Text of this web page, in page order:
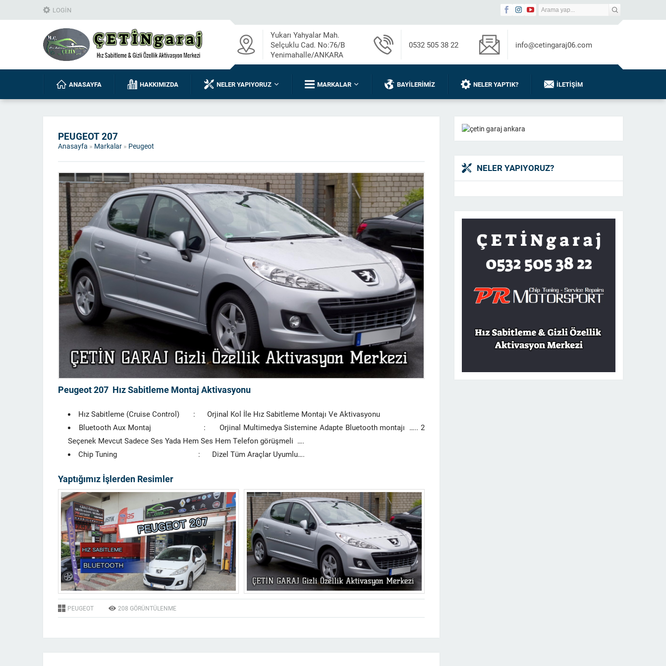
LOGIN
Yukarı Yahyalar Mah.
Selçuklu Cad. No:76/B
Yenimahalle/ANKARA
0532 505 38 22 info@cetingaraj06.com
ANASAYFA HAKKIMIZDA NELER YAPIYORUZ MARKALAR BAYILERIMIZ NELER YAPTIK? İLETIŞIM
PEUGEOT 207
Anasayfa » Markalar » Peugeot
Peugeot 207 Hız Sabitleme Montaj Aktivasyonu
Hız Sabitleme (Cruise Control) : Orjinal Kol İle Hız Sabitleme Montajı Ve Aktivasyonu
Bluetooth Aux Montaj : Orjinal Multimedya Sistemine Adapte Bluetooth montajı ….. 2
Seçenek Mevcut Sadece Ses Yada Hem Ses Hem Telefon görüşmeli ….
Chip Tuning : Dizel Tüm Araçlar Uyumlu….
Yaptığımız İşlerden Resimler
PEUGEOT 208 GÖRÜNTÜLENME
NELER YAPIYORUZ?